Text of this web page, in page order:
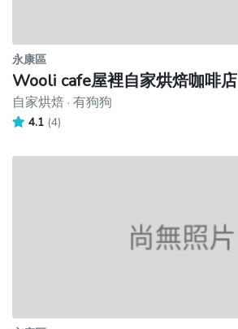
永康區
Wooli cafe屋裡自家烘焙咖啡店
自家烘焙 · 有狗狗
4.1 (4)